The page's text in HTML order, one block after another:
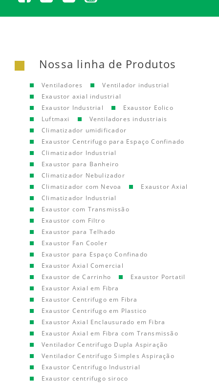
Nossa linha de Produtos
Ventiladores
Ventilador industrial
Exaustor axial industrial
Exaustor Industrial
Exaustor Eolico
Luftmaxi
Ventiladores industriais
Climatizador umidificador
Exaustor Centrifugo para Espaço Confinado
Climatizador Industrial
Exaustor para Banheiro
Climatizador Nebulizador
Climatizador com Nevoa
Exaustor Axial
Climatizador Industrial
Exaustor com Transmissão
Exaustor com Filtro
Exaustor para Telhado
Exaustor Fan Cooler
Exaustor para Espaço Confinado
Exaustor Axial Comercial
Exaustor de Carrinho
Exaustor Portatil
Exaustor Axial em Fibra
Exaustor Centrifugo em Fibra
Exaustor Centrifugo em Plastico
Exaustor Axial Enclausurado em Fibra
Exaustor Axial em Fibra com Transmissão
Ventilador Centrifugo Dupla Aspiração
Ventilador Centrifugo Simples Aspiração
Exaustor Centrifugo Industrial
Exaustor centrifugo siroco